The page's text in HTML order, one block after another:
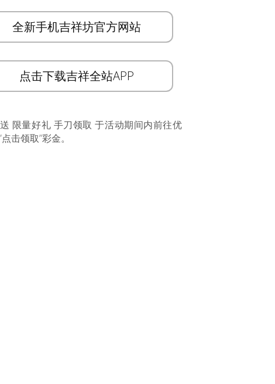
全新手机吉祥坊官方网站
点击下载吉祥全站APP
限量好礼 手刀领取 于活动期间内前往优
击领取”彩金。